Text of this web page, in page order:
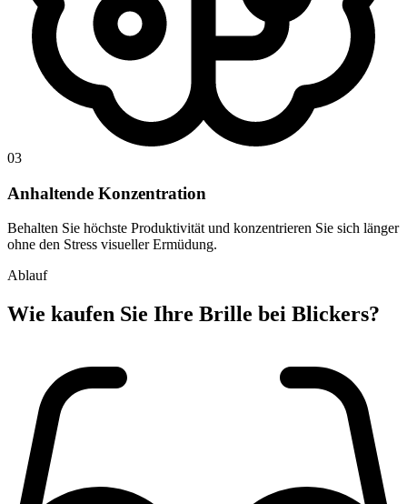
03
Anhaltende Konzentration
Behalten Sie höchste Produktivität und konzentrieren Sie sich länger
ohne den Stress visueller Ermüdung.
Ablauf
Wie kaufen Sie Ihre Brille bei Blickers?